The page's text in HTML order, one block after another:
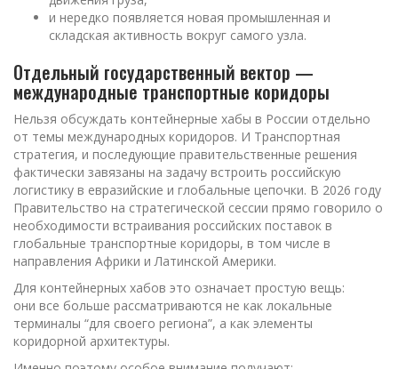
и нередко появляется новая промышленная и
складская активность вокруг самого узла.
Отдельный государственный вектор —
международные транспортные коридоры
Нельзя обсуждать контейнерные хабы в России отдельно
от темы международных коридоров. И Транспортная
стратегия, и последующие правительственные решения
фактически завязаны на задачу встроить российскую
логистику в евразийские и глобальные цепочки. В 2026 году
Правительство на стратегической сессии прямо говорило о
необходимости встраивания российских поставок в
глобальные транспортные коридоры, в том числе в
направления Африки и Латинской Америки.
Для контейнерных хабов это означает простую вещь:
они все больше рассматриваются не как локальные
терминалы “для своего региона”, а как элементы
коридорной архитектуры.